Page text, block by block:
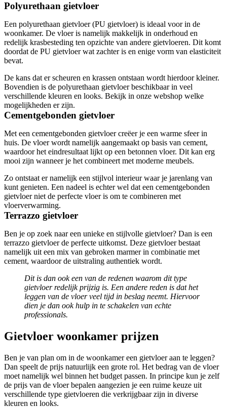
Polyurethaan gietvloer
Een polyurethaan gietvloer (PU gietvloer) is ideaal voor in de
woonkamer. De vloer is namelijk makkelijk in onderhoud en
redelijk krasbesteding ten opzichte van andere gietvloeren. Dit komt
doordat de PU gietvloer wat zachter is en enige vorm van elasticiteit
bevat.
De kans dat er scheuren en krassen ontstaan wordt hierdoor kleiner.
Bovendien is de polyurethaan gietvloer beschikbaar in veel
verschillende kleuren en looks. Bekijk in onze webshop welke
mogelijkheden er zijn.
Cementgebonden gietvloer
Met een cementgebonden gietvloer creëer je een warme sfeer in
huis. De vloer wordt namelijk aangemaakt op basis van cement,
waardoor het eindresultaat lijkt op een betonnen vloer. Dit kan erg
mooi zijn wanneer je het combineert met moderne meubels.
Zo ontstaat er namelijk een stijlvol interieur waar je jarenlang van
kunt genieten. Een nadeel is echter wel dat een cementgebonden
gietvloer niet de perfecte vloer is om te combineren met
vloerverwarming.
Terrazzo gietvloer
Ben je op zoek naar een unieke en stijlvolle gietvloer? Dan is een
terrazzo gietvloer de perfecte uitkomst. Deze gietvloer bestaat
namelijk uit een mix van gebroken marmer in combinatie met
cement, waardoor de uitstraling authentiek wordt.
Dit is dan ook een van de redenen waarom dit type
gietvloer redelijk prijzig is. Een andere reden is dat het
leggen van de vloer veel tijd in beslag neemt. Hiervoor
dien je dan ook hulp in te schakelen van echte
professionals.
Gietvloer woonkamer prijzen
Ben je van plan om in de woonkamer een gietvloer aan te leggen?
Dan speelt de prijs natuurlijk een grote rol. Het bedrag van de vloer
moet namelijk wel binnen het budget passen. In principe kun je zelf
de prijs van de vloer bepalen aangezien je een ruime keuze uit
verschillende type gietvloeren die verkrijgbaar zijn in diverse
kleuren en looks.